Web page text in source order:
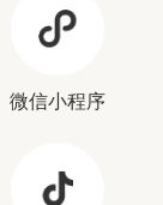
微信小程序